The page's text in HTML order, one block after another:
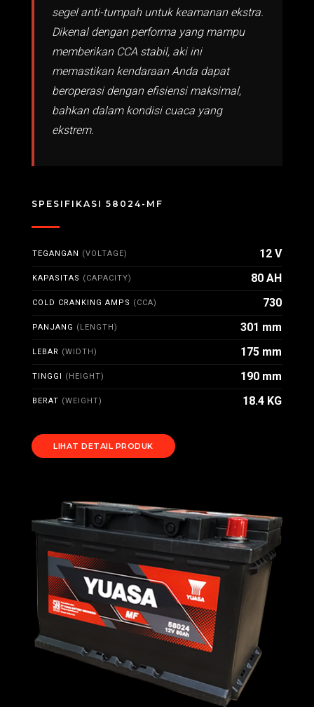
segel anti-tumpah untuk keamanan ekstra.
Dikenal dengan performa yang mampu
memberikan CCA stabil, aki ini
memastikan kendaraan Anda dapat
beroperasi dengan efisiensi maksimal,
bahkan dalam kondisi cuaca yang
ekstrem.
SPESIFIKASI 58024-MF
TEGANGAN (VOLTAGE) 12 V
KAPASITAS (CAPACITY) 80 AH
COLD CRANKING AMPS (CCA) 730
PANJANG (LENGTH) 301 mm
LEBAR (WIDTH) 175 mm
TINGGI (HEIGHT) 190 mm
BERAT (WEIGHT) 18.4 KG
LIHAT DETAIL PRODUK